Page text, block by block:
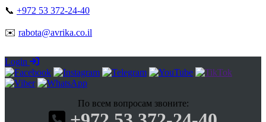
📞 +972 53 372-24-40
✉️ rabota@avrika.co.il
Login
По всем вопросам звоните: